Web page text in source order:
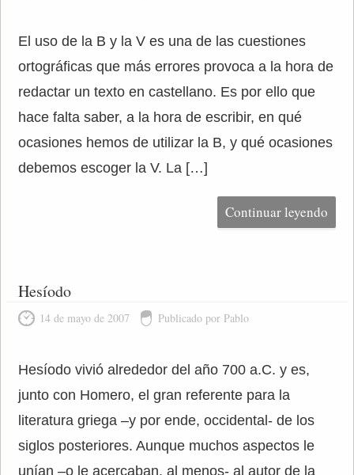
El uso de la B y la V es una de las cuestiones
ortográficas que más errores provoca a la hora de
redactar un texto en castellano. Es por ello que
hace falta saber, a la hora de escribir, en qué
ocasiones hemos de utilizar la B, y qué ocasiones
debemos escoger la V. La […]
Continuar leyendo
Hesíodo
14 de mayo de 2007 Publicado por Pablo
Hesíodo vivió alrededor del año 700 a.C. y es,
junto con Homero, el gran referente para la
literatura griega –y por ende, occidental- de los
siglos posteriores. Aunque muchos aspectos le
unían –o le acercaban, al menos- al autor de la